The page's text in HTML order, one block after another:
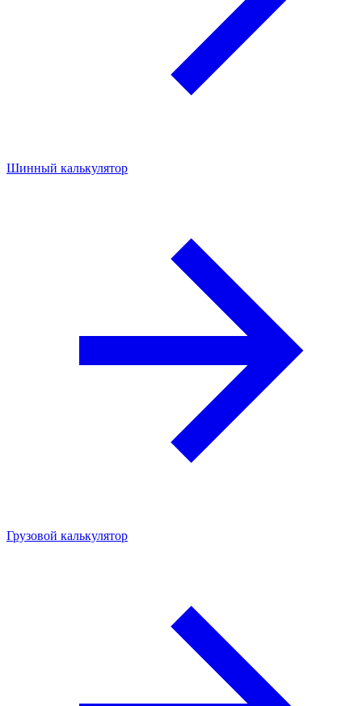
Шинный калькулятор
Грузовой калькулятор